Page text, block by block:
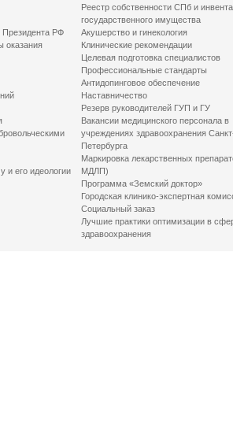
Президента РФ
оказания
и его идеологии
Реестр собственности СПб и
государственного имущества
Акушерство и гинекология
Клинические рекомендации
Целевая подготовка специалистов
Профессиональные стандарты
Антидопинговое обеспечение
Наставничество
Резерв руководителей ГУП и ГУ
Вакансии медицинского персонала в
учреждениях здравоохранения
Петербурга
Маркировка лекарственных
МДЛП)
Программа «Земский доктор»
Городская клинико-экспертная
Социальный заказ
Лучшие практики оптимизации в
здравоохранения